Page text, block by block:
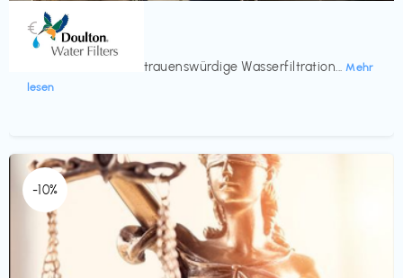
Küche & Haushalt
Doulton
Seit 200 Jahren vertrauenswürdige Wasserfiltration... Mehr
lesen
€‎
-10%